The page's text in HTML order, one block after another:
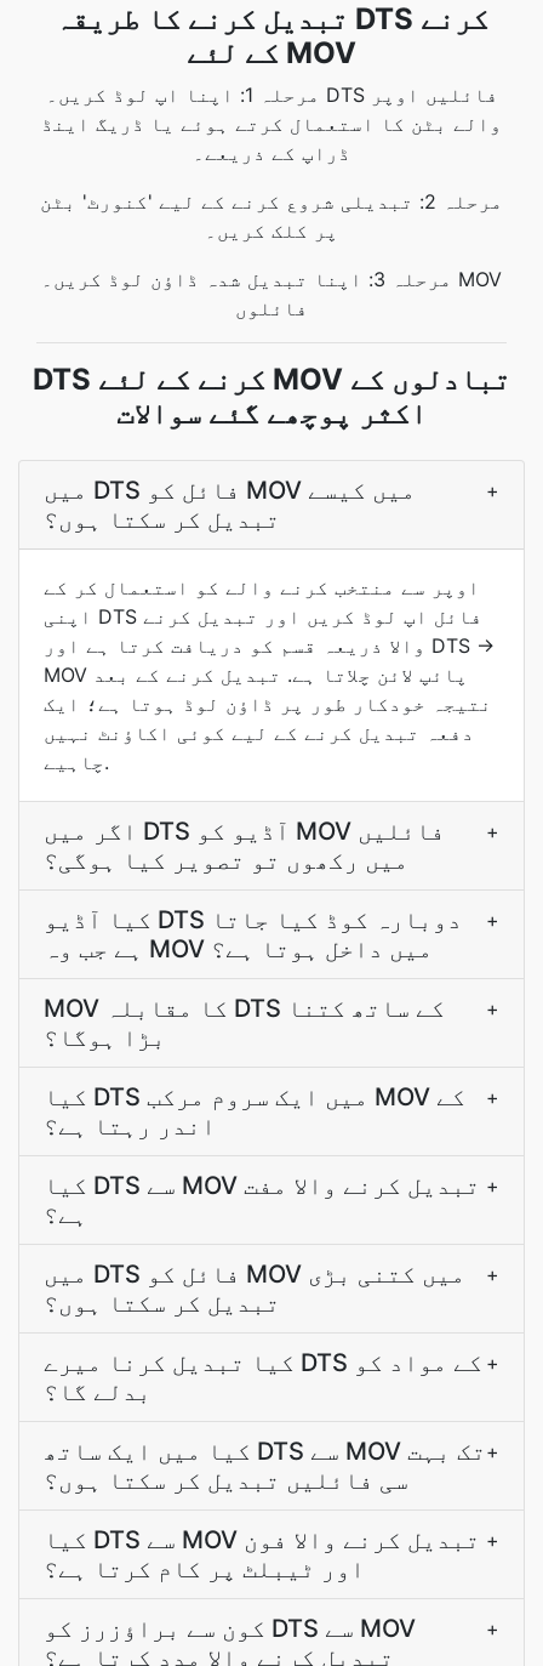
تبدیل کرنے کا طریقہ DTS کرنے
کے لئے MOV
مرحلہ 1: اپنا اپ لوڈ کریں۔ DTS فائلیں اوپر
والے بٹن کا استعمال کرتے ہوئے یا ڈریگ اینڈ
ڈراپ کے ذریعے۔
مرحلہ 2: تبدیلی شروع کرنے کے لیے 'کنورٹ' بٹن
پر کلک کریں۔
مرحلہ 3: اپنا تبدیل شدہ ڈاؤن لوڈ کریں۔ MOV
فائلوں
DTS کرنے کے لئے MOV تبادلوں کے
اکثر پوچھے گئے سوالات
میں DTS فائل کو MOV میں کیسے
تبدیل کر سکتا ہوں؟
+
اوپر سے منتخب کرنے والے کو استعمال کر کے
اپنی DTS فائل اپ لوڈ کریں اور تبدیل کرنے
والا ذريعہ قسم کو دریافت کرتا ہے اور DTS →
MOV پائپ لائن چلاتا ہے. تبدیل کرنے کے بعد
نتيجہ خودکار طور پر ڈاؤن لوڈ ہوتا ہے؛ ایک
دفعہ تبدیل کرنے کے لیے کوئی اکاؤنٹ نہیں
چاہیے.
اگر میں DTS آڈیو کو MOV فائلیں
میں رکھوں تو تصویر کیا ہوگی؟
+
کیا آڈیو DTS دوبارہ کوڈ کیا جاتا
ہے جب وہ MOV میں داخل ہوتا ہے؟
+
MOV کا مقابلہ DTS کے ساتھ کتنا
بڑا ہوگا؟
+
کیا DTS میں ایک سروم مرکب MOV کے
اندر رہتا ہے؟
+
کیا DTS سے MOV تبدیل کرنے والا مفت
ہے؟
+
میں DTS فائل کو MOV میں کتنی بڑی
تبدیل کر سکتا ہوں؟
+
کیا تبدیل کرنا میرے DTS کے مواد کو
بدلے گا؟
+
کیا میں ایک ساتھ DTS سے MOV تک بہت
سی فائلیں تبدیل کر سکتا ہوں؟
+
کیا DTS سے MOV تبدیل کرنے والا فون
اور ٹیبلٹ پر کام کرتا ہے؟
+
کون سے براؤزرز کو DTS سے MOV
تبدیل کرنے والا مدد کرتا ہے؟
+